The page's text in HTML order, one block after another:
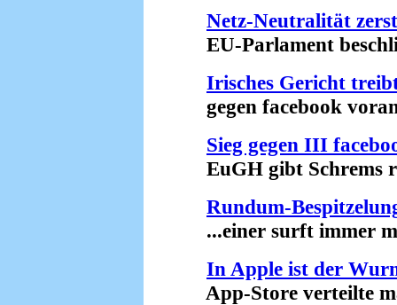
Netz-Neutralität
EU-Parlament
Irisches Gericht
gegen facebook
Sieg gegen III
EuGH gibt Schrems
Rundum-
...einer surft immer
In Apple ist der
App-Store verteilte